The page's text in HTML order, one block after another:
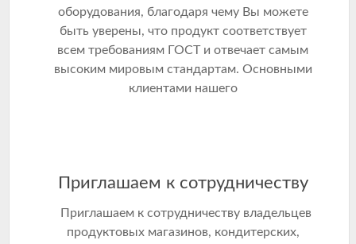
оборудования, благодаря чему Вы можете
быть уверены, что продукт соответствует
всем требованиям ГОСТ и отвечает самым
высоким мировым стандартам. Основными
клиентами нашего
Приглашаем к сотрудничеству
Приглашаем к сотрудничеству владельцев
продуктовых магазинов, кондитерских,